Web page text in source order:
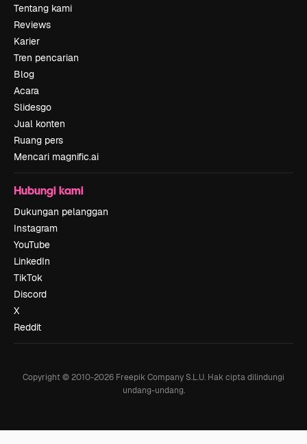
Tentang kami
Reviews
Karier
Tren pencarian
Blog
Acara
Slidesgo
Jual konten
Ruang pers
Mencari magnific.ai
Hubungi kami
Dukungan pelanggan
Instagram
YouTube
LinkedIn
TikTok
Discord
X
Reddit
Copyright © 2010-2026 Freepik Company S.L.U. Hak cipta dilindungi
undang-undang.